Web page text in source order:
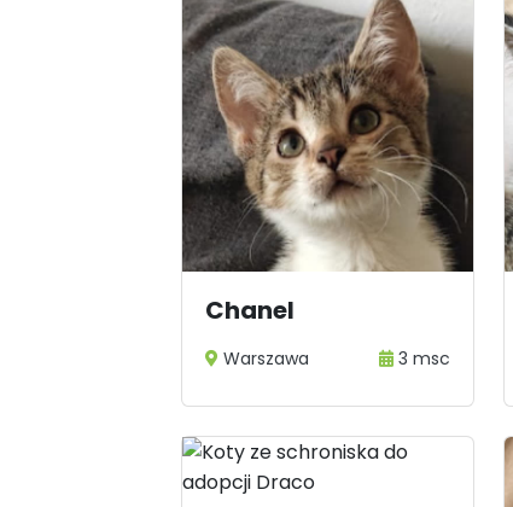
Chanel
Warszawa 3 msc